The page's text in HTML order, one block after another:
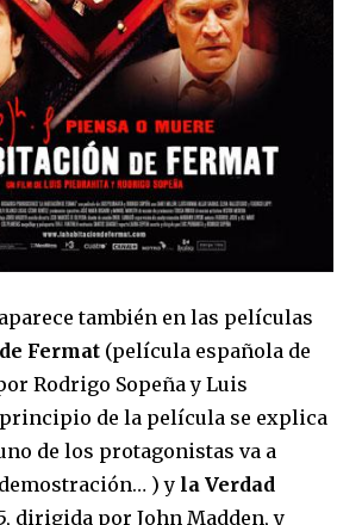
también en las películas
Fermat (película española de
Rodrigo Sopeña y Luis
de la película se explica
de los protagonistas va a
) y la Verdad
dirigida por John Madden, y